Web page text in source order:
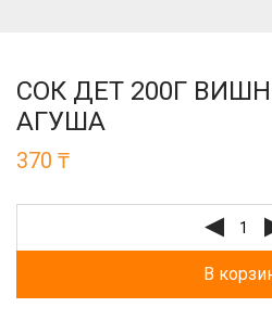
СОК ДЕТ 200Г
АГУША
370 ₸
В